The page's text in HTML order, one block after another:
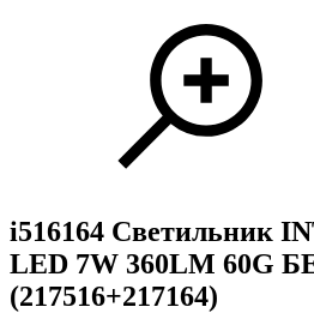
i516164 Светильник
LED 7W 360LM 60G
(217516+217164)